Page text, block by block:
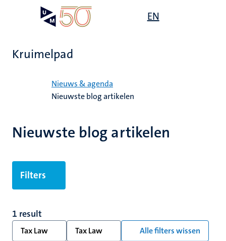
inhoud
EN
Kruimelpad
Nieuws & agenda
Nieuwste blog artikelen
Nieuwste blog artikelen
Filters
1 result
Tax Law Tax Law Alle filters wissen